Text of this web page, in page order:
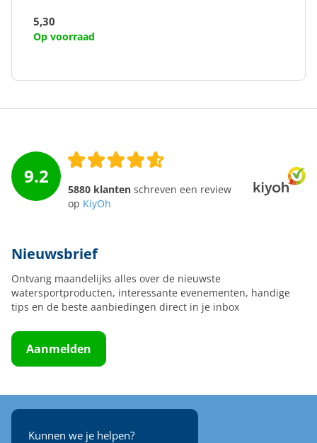
5,30
Op voorraad
9.2
5880 klanten schreven een review
op KiyOh
Nieuwsbrief
Ontvang maandelijks alles over de nieuwste
watersportproducten, interessante evenementen, handige
tips en de beste aanbiedingen direct in je inbox
Aanmelden
Kunnen we je helpen?